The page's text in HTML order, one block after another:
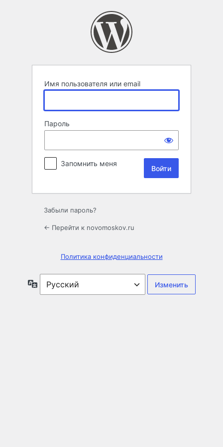
Имя пользователя или email
Пароль
Запомнить меня
Забыли пароль?
← Перейти к novomoskov.ru
Политика конфиденциальности
Язык